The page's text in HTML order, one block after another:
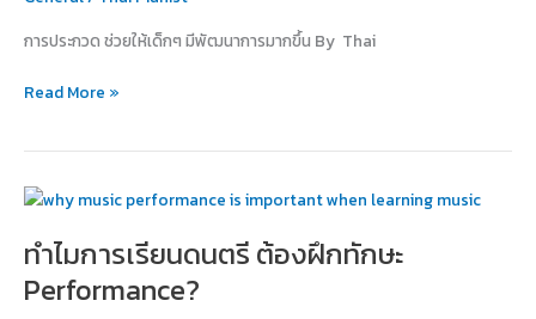
การประกวด ช่วยให้เด็กๆ มีพัฒนาการมากขึ้น By Thai
มาก
Read More »
ทำไมการเรียนดนตรี ต้องฝึกทักษะ
Performance?
ทำไม
เรียน
ดนตรี
ต้อง